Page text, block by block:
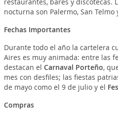
nocturna son Palermo, San Telmo
Fechas Importantes
Durante todo el año la cartelera
Aires es muy animada: entre las
destacan el Carnaval Porteño,
mes con desfiles; las fiestas
de mayo como el 9 de julio y el
Compras